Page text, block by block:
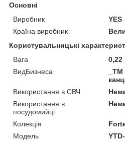
Основні
Виробник
YES
Країна виробник
Користувальницькі
Вага
0,22
ВидБизнеса
Використання в СВЧ
Використання в
посудомийці
Колекція
Мoдель